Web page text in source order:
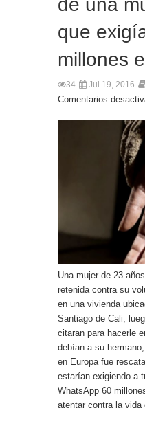
de una
que
millones
34 Jul 19, 2016
Comentarios
Una mujer de 23
retenida contra su
en una vivienda
Santiago de Cali,
citaran para hacerle
debían a su
en Europa fue
estarían exigiendo a
WhatsApp 60
atentar contra la vida